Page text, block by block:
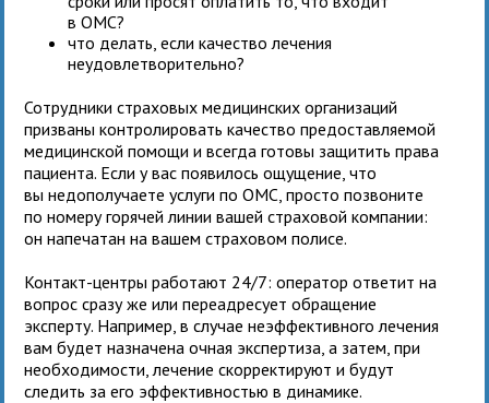
в ОМС?
что делать, если качество лечения
неудовлетворительно?
Сотрудники страховых медицинских организаций
призваны контролировать качество предоставляемой
медицинской помощи и всегда готовы защитить права
пациента. Если у вас появилось ощущение, что
вы недополучаете услуги по ОМС, просто позвоните
по номеру горячей линии вашей страховой компании:
он напечатан на вашем страховом полисе.
Контакт-центры работают 24/7: оператор ответит на
вопрос сразу же или переадресует обращение
эксперту. Например, в случае неэффективного лечения
вам будет назначена очная экспертиза, а затем, при
необходимости, лечение скорректируют и будут
следить за его эффективностью в динамике.